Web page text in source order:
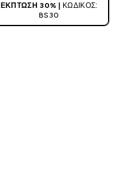
ΈΚΠΤΩΣΗ 30% | ΚΩΔΙΚΌΣ:
BS30